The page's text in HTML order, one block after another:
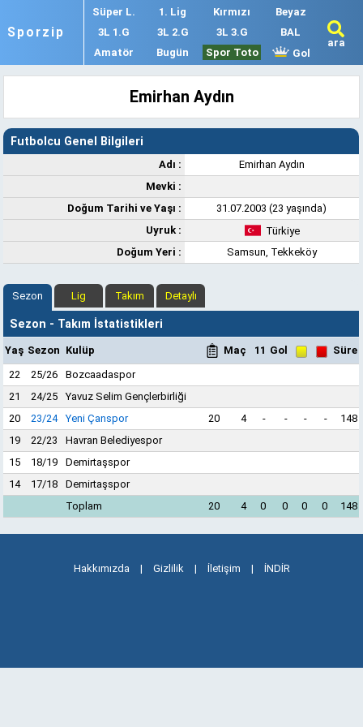
Sporzip
Süper L. 1. Lig Kırmızı
Beyaz
3L 1.G
3L 2.G 3L 3.G
BAL
Amatör
Bugün Spor Toto Gol
ara
Emirhan Aydın
Futbolcu Genel Bilgileri
Adı :
Emirhan Aydın
Mevki :
Doğum Tarihi ve Yaşı :
31.07.2003 (23 yaşında)
Uyruk :
Türkiye
Doğum Yeri :
Samsun, Tekkeköy
Sezon Lig Takım Detaylı
Sezon - Takım İstatistikleri
Yaş Sezon Kulüp Maç 11 Gol
Süre
22
25/26
Bozcaadaspor
21
24/25
Yavuz Selim Gençlerbirliği
20
23/24 Yeni Çanspor 20 4 - - - -
148
19
22/23
Havran Belediyespor
15
18/19
Demirtaşspor
14
17/18
Demirtaşspor
Toplam
20 4 0 0 0 0 148
Hakkımızda | Gizlilik | İletişim | İNDİR